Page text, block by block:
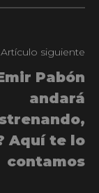
Artículo siguiente
Pabón
andará
Aquí te lo
contamos